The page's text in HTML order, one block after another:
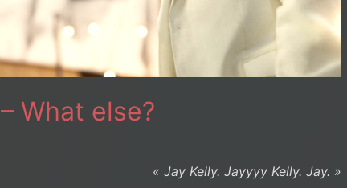
What else?
« Jay Kelly. Jayyyy Kelly. Jay. »